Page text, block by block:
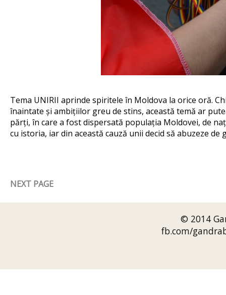
Tema UNIRII aprinde spiritele în Moldova la orice oră.
înaintate și ambițiilor greu de stins, această temă ar
părți, în care a fost dispersată populația Moldovei, de
cu istoria, iar din această cauză unii decid să abuzeze
NEXT PAGE
© 2014
fb.com/